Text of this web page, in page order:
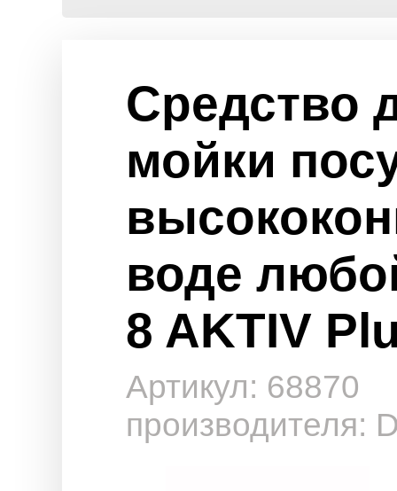
Средство
мойки
воде
8 AKTIV
Артикул: 68870
производителя: